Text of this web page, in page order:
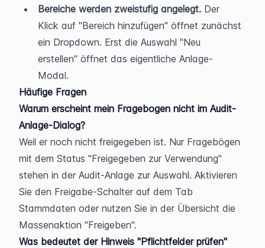
Bereiche werden zweistufig angelegt. Der
Klick auf "Bereich hinzufügen" öffnet zunächst
ein Dropdown. Erst die Auswahl "Neu
erstellen" öffnet das eigentliche Anlage-
Modal.
Häufige Fragen
Warum erscheint mein Fragebogen nicht im Audit-
Anlage-Dialog?
Weil er noch nicht freigegeben ist. Nur Fragebögen
mit dem Status "Freigegeben zur Verwendung"
stehen in der Audit-Anlage zur Auswahl. Aktivieren
Sie den Freigabe-Schalter auf dem Tab
Stammdaten oder nutzen Sie in der Übersicht die
Massenaktion "Freigeben".
Was bedeutet der Hinweis "Pflichtfelder prüfen"